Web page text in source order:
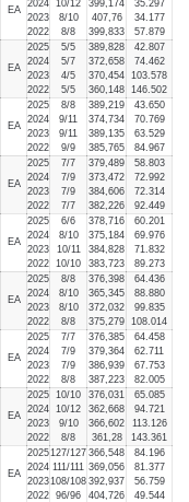
EA
2024
2023
2022
10/12
8/10
8/8
399,174
407,76
399,833
35.297
34.177
57.879
EA
2025
2024
2023
2022
5/5
5/7
4/5
5/5
389,828
372,658
370,454
360,148
42.807
74.462
103.578
146.502
EA
2025
2024
2023
2022
8/8
9/11
9/11
9/9
389,219
374,734
389,135
385,765
43.650
70.769
63.529
84.967
EA
2025
2024
2023
2022
7/7
7/9
7/9
7/7
379,489
373,472
384,606
382,226
58.803
72.992
72.314
92.449
EA
2025
2024
2023
2022
6/6
8/10
10/11
10/10
378,716
375,184
384,828
383,723
60.201
69.976
71.832
89.273
EA
2025
2024
2023
2022
8/8
8/10
8/10
8/8
376,398
365,345
372,032
375,279
64.436
88.880
99.835
108.014
EA
2025
2024
2023
2022
7/7
7/9
7/9
8/8
376,385
379,364
386,939
387,223
64.458
62.711
67.753
82.005
EA
2025
2024
2023
2022
10/10
10/12
9/10
8/8
376,031
362,668
366,602
361,28
65.085
94.721
113.126
143.361
EA
2025
2024
2023
2022
127/127
111/111
108/108
96/96
366,548
369,056
392,937
404,726
84.196
81.377
56.759
49.544